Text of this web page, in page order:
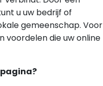
u uw bedrijf of
gemeenschap. Voor
voordelen die uw online